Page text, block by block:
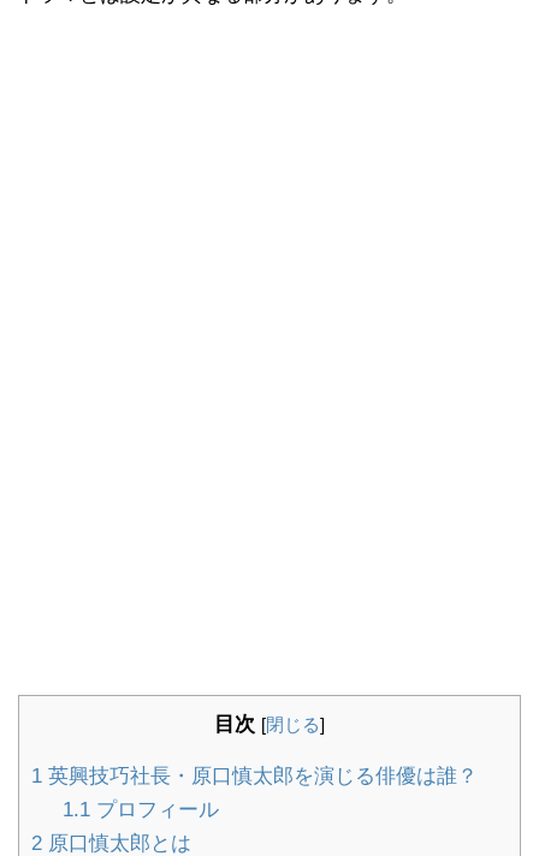
目次 [閉じる]
1 英興技巧社長・原口慎太郎を演じる俳優は誰？
1.1プロフィール
2 原口慎太郎とは